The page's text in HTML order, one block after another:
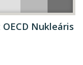
Nukleáris